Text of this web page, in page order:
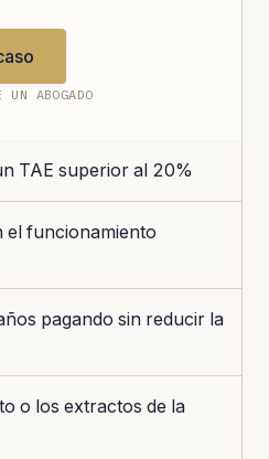
ABOGADO
TAE superior al 20%
el funcionamiento
pagando sin reducir la
o los extractos de la